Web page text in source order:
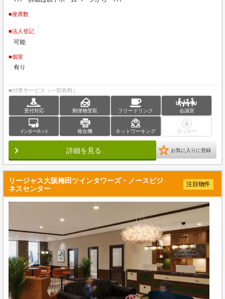
■座席数
■法人登記
可能
■個室
有り
■付帯サービス（一部有料）
受付対応 郵便物受取 フリードリンク 会議室
インターネット 複合機 ネットワーキング ロッカー
詳細を見る お気に入りに登録
リージャス大阪梅田ツインタワーズ・ノースビジ
ネスセンター
注目物件